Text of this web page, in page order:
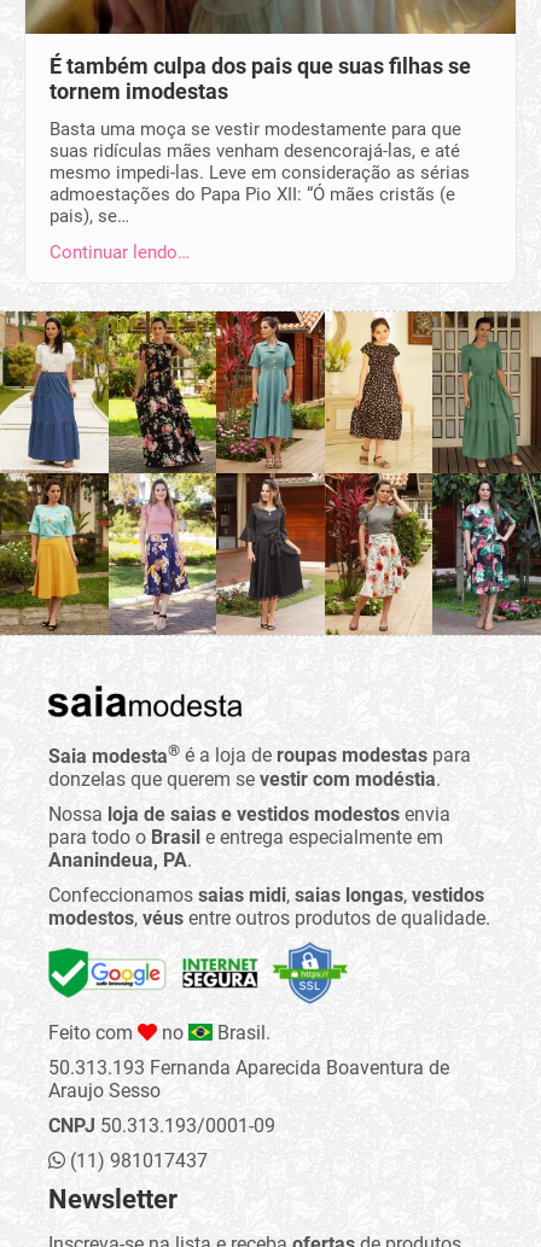
É também culpa dos pais que suas filhas se
tornem imodestas
Basta uma moça se vestir modestamente para que
suas ridículas mães venham desencorajá-las, e até
mesmo impedi-las. Leve em consideração as sérias
admoestações do Papa Pio XII: “Ó mães cristãs (e
pais), se…
Continuar lendo…
Saia modesta® é a loja de roupas modestas para
donzelas que querem se vestir com modéstia.
Nossa loja de saias e vestidos modestos envia
para todo o Brasil e entrega especialmente em
Ananindeua, PA.
Confeccionamos saias midi, saias longas, vestidos
modestos, véus entre outros produtos de qualidade.
Feito com no
Brasil.
50.313.193 Fernanda Aparecida Boaventura de
Araujo Sesso
CNPJ 50.313.193/0001-09
(11) 981017437
Newsletter